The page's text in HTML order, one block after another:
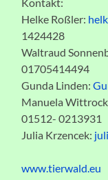
Helke Roßler:
1424428
Waltraud
01705414494
Gunda Linden:
Manuela
01512- 0213931
Julia Krzencek:
www.tierwald.eu